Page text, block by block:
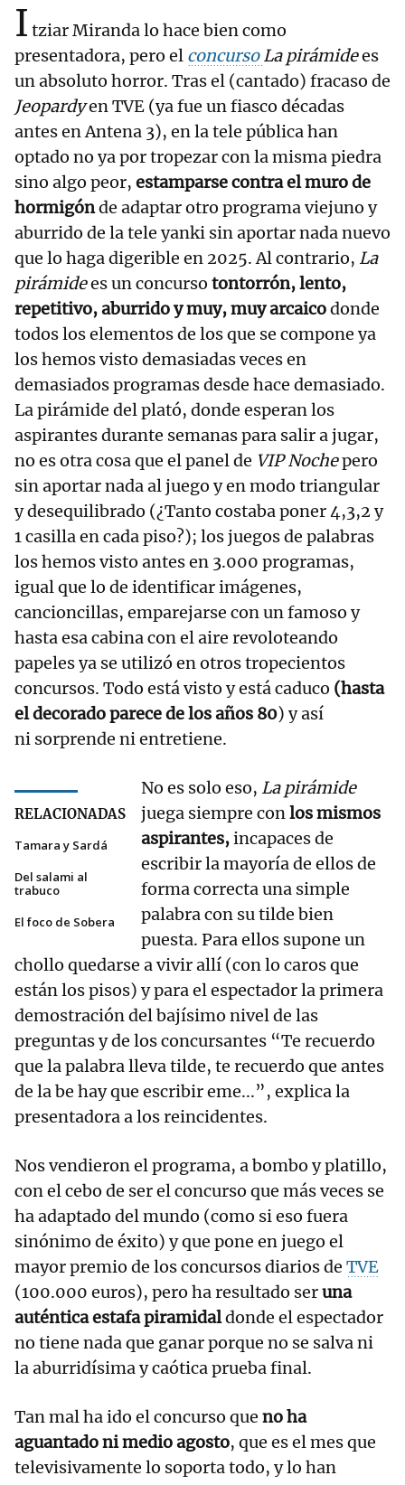
I tziar Miranda lo hace bien como
presentadora, pero el concursoLa pirámidees
un absoluto horror. Tras el (cantado) fracaso de
Jeopardyen TVE (ya fue un fiasco décadas
antes en Antena 3), en la tele pública han
optado no ya por tropezar con la misma piedra
sino algo peor, estamparse contra el muro de
hormigónde adaptar otro programa viejuno y
aburrido de la tele yanki sin aportar nada nuevo
que lo haga digerible en 2025. Al contrario, La
pirámidees un concurso tontorrón, lento,
repetitivo, aburrido y muy, muy arcaicodonde
todos los elementos de los que se compone ya
los hemos visto demasiadas veces en
demasiados programas desde hace demasiado.
La pirámide del plató, donde esperan los
aspirantes durante semanas para salir a jugar,
no es otra cosa que el panel de VIP Nochepero
sin aportar nada al juego y en modo triangular
y desequilibrado (¿Tanto costaba poner 4,3,2 y
1 casilla en cada piso?); los juegos de palabras
los hemos visto antes en 3.000 programas,
igual que lo de identificar imágenes,
cancioncillas, emparejarse con un famoso y
hasta esa cabina con el aire revoloteando
papeles ya se utilizó en otros tropecientos
concursos. Todo está visto y está caduco (hasta
el decorado parece de los años 80) y así
ni sorprende ni entretiene.
RELACIONADAS
Tamara y Sardá
Del salami al
trabuco
El foco de Sobera
No es solo eso, La pirámide
juega siempre conlos mismos
aspirantes,incapaces de
escribir la mayoría de ellos de
forma correcta una simple
palabra con su tilde bien
puesta. Para ellos supone un
chollo quedarse a vivir allí (con lo caros que
están los pisos) y para el espectador la primera
demostración del bajísimo nivel de las
preguntas y de los concursantes “Te recuerdo
que la palabra lleva tilde, te recuerdo que antes
de la be hay que escribir eme...”, explica la
presentadora a los reincidentes.
Nos vendieron el programa, a bombo y platillo,
con el cebo de ser el concurso que más veces se
ha adaptado del mundo (como si eso fuera
sinónimo de éxito) y que pone en juego el
mayor premio de los concursos diarios de TVE
(100.000 euros), pero ha resultado seruna
auténtica estafa piramidaldonde el espectador
no tiene nada que ganar porque no se salva ni
la aburridísima y caótica prueba final.
Tan mal ha ido el concurso que no ha
aguantado ni medio agosto, que es el mes que
televisivamente lo soporta todo, y lo han